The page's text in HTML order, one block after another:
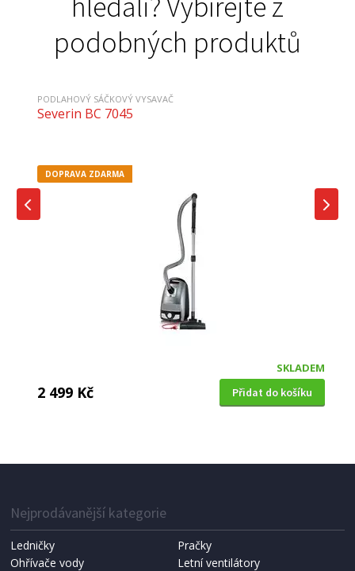
podobných produktů
PODLAHOVÝ SÁČKOVÝ VYSAVAČ
Severin BC 7045
DOPRAVA ZDARMA
SKLADEM
2 499 Kč Přidat do košíku
Concept VP8290 4A REAL FORCE 700 W + 60 dnů
DOPRAVA ZDARMA
60 DNŮ GARANCE VRÁCENÍ ZBOŽÍ
Nejprodávanější kategorie
Ledničky
Pračky
Ohřívače vody
Letní ventilátory